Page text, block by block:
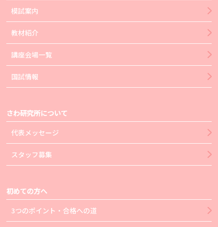
模試案内
教材紹介
講座会場一覧
国試情報
さわ研究所について
代表メッセージ
スタッフ募集
初めての方へ
3つのポイント・合格への道